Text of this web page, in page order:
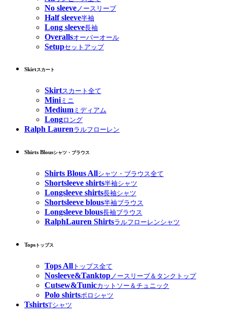
No sleeve ノースリーブ
Half sleeve半袖
Long sleeve長袖
Overallsオーバーオール
Setupセットアップ
Skirtスカート
Skirtスカート全て
Miniミニ
Medium ミディアム
Longロング
Ralph Laurenラルフローレン
Shirts Blousシャツ・ブラウス
Shirts Blous Allシャツ・ブラウス全て
Shortsleeve shirts半袖シャツ
Longsleeve shirts長袖シャツ
Shortsleeve blous半袖ブラウス
Longsleeve blous長袖ブラウス
RalphLauren Shirtsラルフローレンシャツ
Tops トップス
Tops All トップス全て
Nosleeve&Tanktopノースリーブ＆タンクトップ
Cutsew&Tunicカットソー＆チュニック
Polo shirtsポロシャツ
TshirtsTシャツ